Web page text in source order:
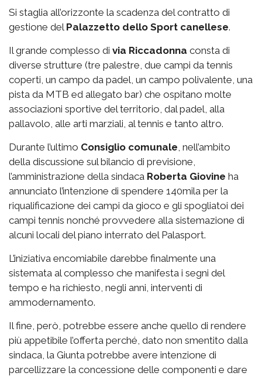
Si staglia all’orizzonte la scadenza del contratto di
gestione del Palazzetto dello Sport canellese.
Il grande complesso di via Riccadonna consta di
diverse strutture (tre palestre, due campi da tennis
coperti, un campo da padel, un campo polivalente, una
pista da MTB ed allegato bar) che ospitano molte
associazioni sportive del territorio, dal padel, alla
pallavolo, alle arti marziali, al tennis e tanto altro.
Durante l’ultimo Consiglio comunale , nell’ambito
della discussione sul bilancio di previsione,
l’amministrazione della sindaca Roberta Giovine ha
annunciato l’intenzione di spendere 140mila per la
riqualificazione dei campi da gioco e gli spogliatoi dei
campi tennis nonché provvedere alla sistemazione di
alcuni locali del piano interrato del Palasport.
L’iniziativa encomiabile darebbe finalmente una
sistemata al complesso che manifesta i segni del
tempo e ha richiesto, negli anni, interventi di
ammodernamento.
Il fine, però, potrebbe essere anche quello di rendere
più appetibile l’offerta perché, dato non smentito dalla
sindaca, la Giunta potrebbe avere intenzione di
parcellizzare la concessione delle componenti e dare